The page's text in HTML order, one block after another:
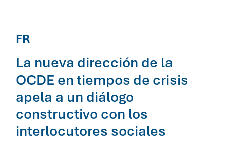
FR
La nueva dirección de la
OCDE en tiempos de crisis
apela a un diálogo
constructivo con los
interlocutores sociales